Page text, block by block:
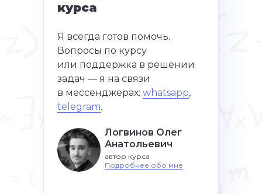
Логвинов Олег
Анатольевич
автор курса, кандидат физико-
математических наук
курса
Я всегда готов помочь.
Вопросы по курсу
или поддержка в решении
задач — я на связи
в мессенджерах: whatsapp,
telegram.
Логвинов Олег
Анатольевич
автор курса
Подробнее обо мне